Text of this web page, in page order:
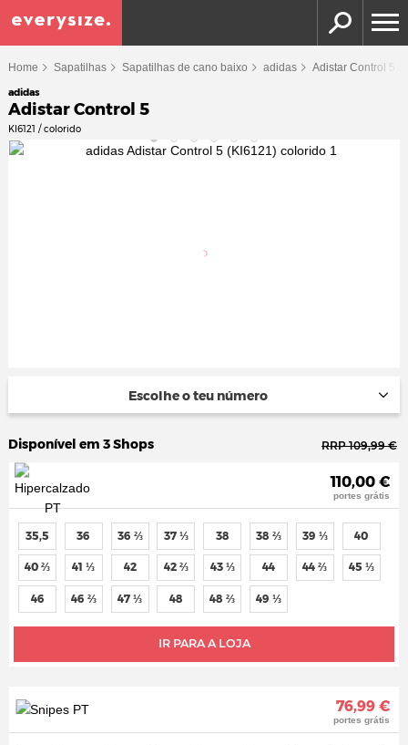
Home Sapatilhas Sapatilhas de cano baixo adidas Adistar Control 5
adidas
Adistar Control 5
KI6121 / colorido
Escolhe o teu número
Disponível em 3 Shops RRP 109,99 €
110,00 €
portes grátis
IR PARA A LOJA
35,5 36 36 ⅔ 37 ⅓ 38 38 ⅔ 39 ⅓ 40
40 ⅔ 41 ⅓ 42 42 ⅔ 43 ⅓ 44 44 ⅔ 45 ⅓
46 46 ⅔ 47 ⅓ 48 48 ⅔ 49 ⅓
76,99 €
portes grátis